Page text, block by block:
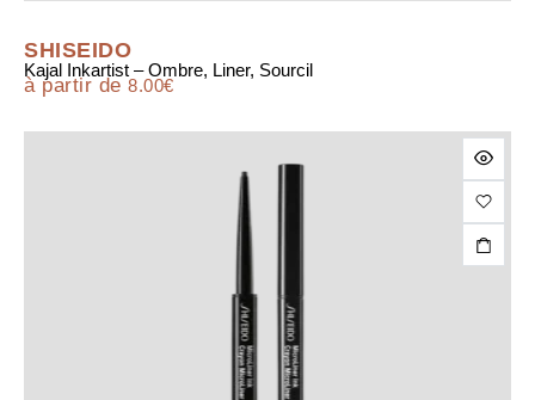
SHISEIDO
Kajal Inkartist – Ombre, Liner, Sourcil
à partir de 8.00€